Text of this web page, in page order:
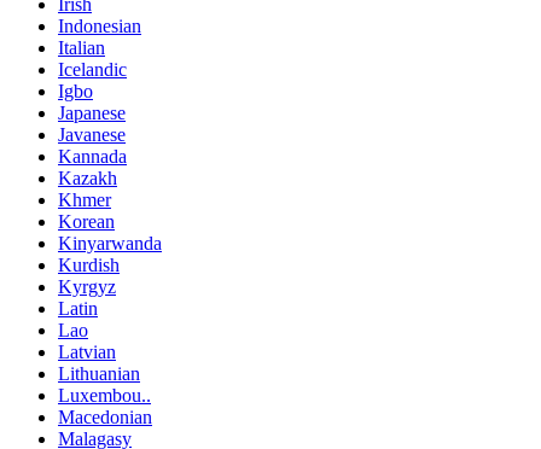
Indonesian
Italian
Icelandic
Igbo
Japanese
Javanese
Kannada
Kazakh
Khmer
Korean
Kinyarwanda
Kurdish
Kyrgyz
Latin
Lao
Latvian
Lithuanian
Luxembou..
Macedonian
Malagasy